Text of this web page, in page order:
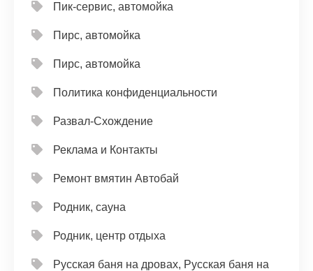
Пик-сервис, автомойка
Пирс, автомойка
Пирс, автомойка
Политика конфиденциальности
Развал-Схождение
Реклама и Контакты
Ремонт вмятин Автобай
Родник, сауна
Родник, центр отдыха
Русская баня на дровах, Русская баня на